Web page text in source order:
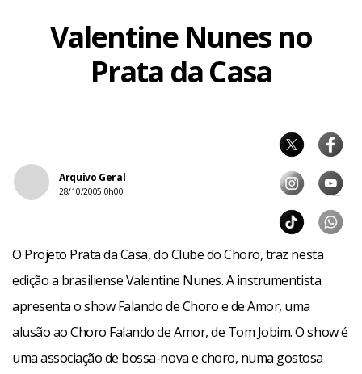
Valentine Nunes no
Prata da Casa
Arquivo Geral
28/10/2005 0h00
O Projeto Prata da Casa, do Clube do Choro, traz nesta
edição a brasiliense Valentine Nunes. A instrumentista
apresenta o show Falando de Choro e de Amor, uma
alusão ao Choro Falando de Amor, de Tom Jobim. O show é
uma associação de bossa-nova e choro, numa gostosa